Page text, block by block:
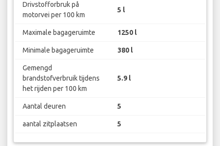
Drivstofforbruk på
motorvei per 100 km
5 l
Maximale bagageruimte 1250 l
Minimale bagageruimte 380 l
Gemengd
brandstofverbruik tijdens
het rijden per 100 km
5.9 l
Aantal deuren 5
aantal zitplaatsen 5